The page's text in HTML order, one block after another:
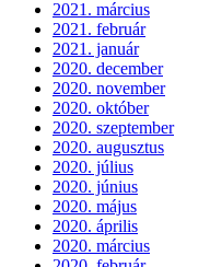
2021. március
2021. február
2021. január
2020. december
2020. november
2020. október
2020. szeptember
2020. augusztus
2020. július
2020. június
2020. május
2020. április
2020. március